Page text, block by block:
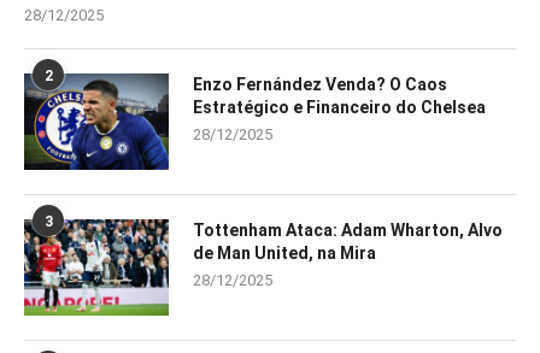
28/12/2025
2
Enzo Fernández Venda? O Caos
Estratégico e Financeiro do Chelsea
28/12/2025
3
Tottenham Ataca: Adam Wharton, Alvo
de Man United, na Mira
28/12/2025